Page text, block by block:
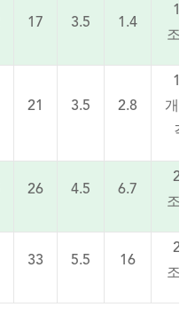
17 3.5 1.4
11
조각
21 3.5 2.8
15
개
각
26 4.5 6.7
20
조각
33 5.5 16
27
조각